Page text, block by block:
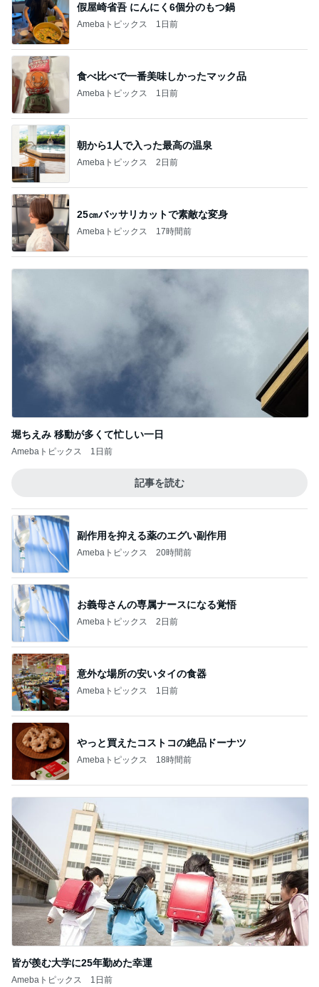
假屋崎省吾 にんにく6個分のもつ鍋
Amebaトピックス 1日前
食べ比べで一番美味しかったマック品
Amebaトピックス 1日前
朝から1人で入った最高の温泉
Amebaトピックス 2日前
25㎝バッサリカットで素敵な変身
Amebaトピックス 17時間前
堀ちえみ 移動が多くて忙しい一日
Amebaトピックス 1日前
記事を読む
副作用を抑える薬のエグい副作用
Amebaトピックス 20時間前
お義母さんの専属ナースになる覚悟
Amebaトピックス 2日前
意外な場所の安いタイの食器
Amebaトピックス 1日前
やっと買えたコストコの絶品ドーナツ
Amebaトピックス 18時間前
皆が羨む大学に25年勤めた幸運
Amebaトピックス 1日前